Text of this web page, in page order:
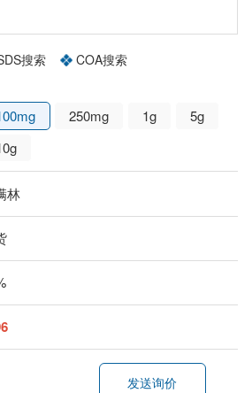
搜索 COA搜索
250mg 1g
5g
林
发送询价